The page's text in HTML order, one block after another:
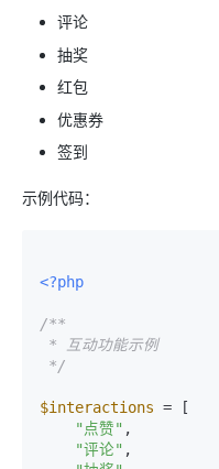
评论
抽奖
红包
优惠券
签到
示例代码：
<?php
/**
*/
$interactions = [
"点赞" ,
"评论" ,